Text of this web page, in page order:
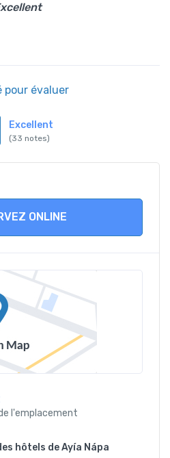
pour évaluer
Excellent
(33 notes)
ONLINE
l'emplacement
hôtels de Ayía Nápa